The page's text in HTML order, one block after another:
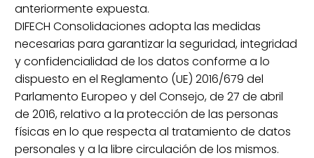
anteriormente expuesta.
DIFECH Consolidaciones adopta las medidas
necesarias para garantizar la seguridad, integridad
y confidencialidad de los datos conforme a lo
dispuesto en el Reglamento (UE) 2016/679 del
Parlamento Europeo y del Consejo, de 27 de abril
de 2016, relativo a la protección de las personas
físicas en lo que respecta al tratamiento de datos
personales y a la libre circulación de los mismos.